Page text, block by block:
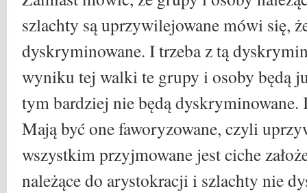
szlachty są uprzywilejowane mówi się,
dyskryminowane. I trzeba z tą
wyniku tej walki te grupy i osoby będą
tym bardziej nie będą dyskryminowane.
Mają być one faworyzowane, czyli
wszystkim przyjmowane jest ciche
należące do arystokracji i szlachty nie